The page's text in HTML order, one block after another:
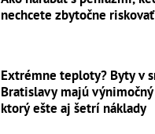
nechcete zbytočne
Extrémne teploty? Byty v
Bratislavy majú
ktorý ešte aj šetrí náklady